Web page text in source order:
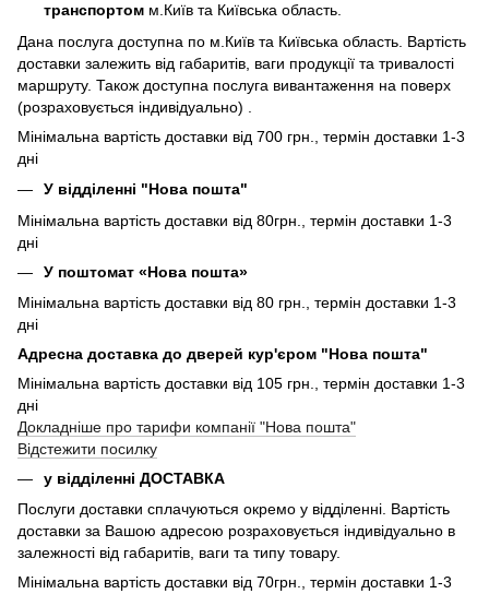
транспортом м.Київ та Київська область.
Дана послуга доступна по м.Київ та Київська область. Вартість
доставки залежить від габаритів, ваги продукції та тривалості
маршруту. Також доступна послуга вивантаження на поверх
(розраховується індивідуально) .
Мінімальна вартість доставки від 700 грн., термін доставки 1-3
дні
У відділенні "Нова пошта"
Мінімальна вартість доставки від 80грн., термін доставки 1-3
дні
У поштомат «Нова пошта»
Мінімальна вартість доставки від 80 грн., термін доставки 1-3
дні
Адресна доставка до дверей кур'єром "Нова пошта"
Мінімальна вартість доставки від 105 грн., термін доставки 1-3
дні
Докладніше про тарифи компанії "Нова пошта"
Відстежити посилку
у відділенні ДОСТАВКА
Послуги доставки сплачуються окремо у відділенні. Вартість
доставки за Вашою адресою розраховується індивідуально в
залежності від габаритів, ваги та типу товару.
Мінімальна вартість доставки від 70грн., термін доставки 1-3